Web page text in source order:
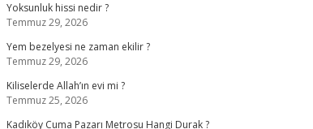
Yoksunluk hissi nedir ?
Temmuz 29, 2026
Yem bezelyesi ne zaman ekilir ?
Temmuz 29, 2026
Kiliselerde Allah’ın evi mi ?
Temmuz 25, 2026
Kadıköy Cuma Pazarı Metrosu Hangi Durak ?